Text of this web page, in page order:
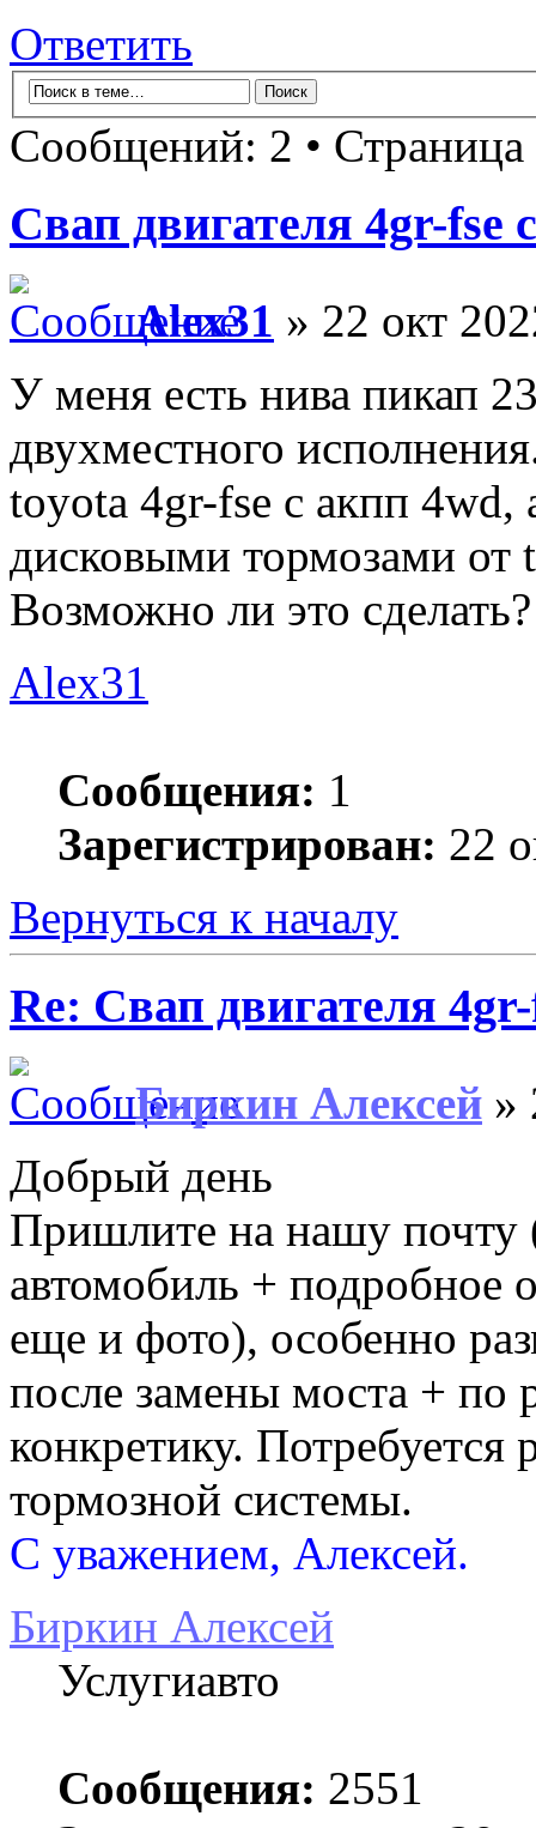
Ответить
Сообщений: 2 • Страница
Свап двигателя 4gr-fse
Alex31 » 22 окт
У меня есть нива пикап
двухместного
toyota 4gr-fse с акпп 4wd,
дисковыми тормозами от
Возможно ли это сделать?
Alex31
Сообщения: 1
Зарегистрирован: 22
Вернуться к началу
Re: Свап двигателя
Биркин Алексей »
Добрый день
Пришлите на нашу почту
автомобиль + подробное
еще и фото), особенно
после замены моста + по
конкретику. Потребуется
тормозной системы.
С уважением, Алексей.
Биркин Алексей
Услугиавто
Сообщения: 2551